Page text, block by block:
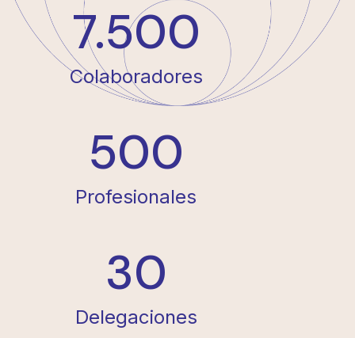
7.500
Colaboradores
500
Profesionales
30
Delegaciones